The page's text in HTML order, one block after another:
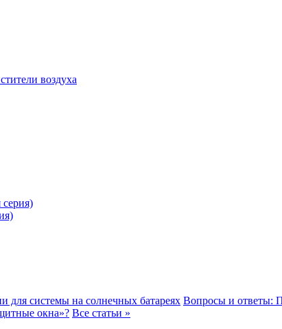
воздуха
для системы на солнечных батареях Вопросы и ответы:
окна»? Все статьи »